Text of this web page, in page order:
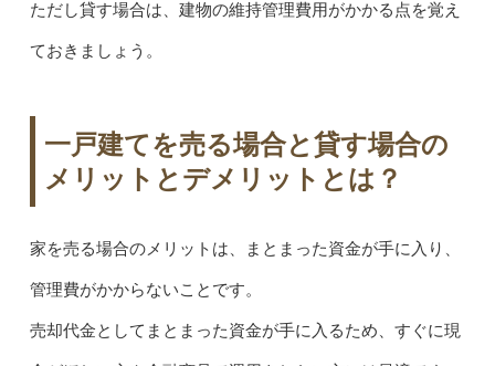
ただし貸す場合は、建物の維持管理費用がかかる点を覚え
ておきましょう。
一戸建てを売る場合と貸す場合の
メリットとデメリットとは？
家を売る場合のメリットは、まとまった資金が手に入り、
管理費がかからないことです。
売却代金としてまとまった資金が手に入るため、すぐに現